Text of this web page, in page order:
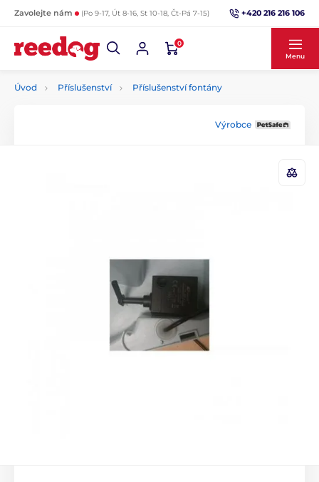
Zavolejte nám (Po 9-17, Út 8-16, St 10-18, Čt-Pá 7-15) +420 216 216 106
0
Menu
Úvod Příslušenství Příslušenství fontány
Výrobce